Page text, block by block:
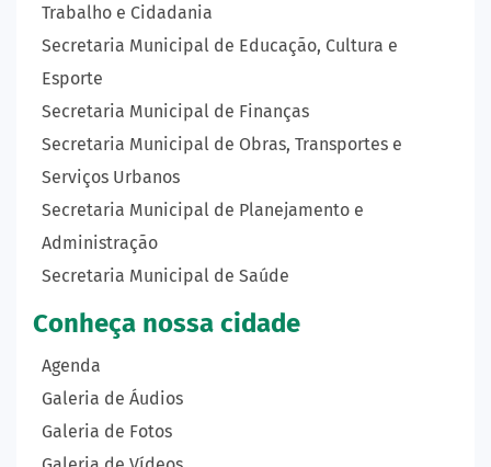
Trabalho e Cidadania
Secretaria Municipal de Educação, Cultura e
Esporte
Secretaria Municipal de Finanças
Secretaria Municipal de Obras, Transportes e
Serviços Urbanos
Secretaria Municipal de Planejamento e
Administração
Secretaria Municipal de Saúde
Conheça nossa cidade
Agenda
Galeria de Áudios
Galeria de Fotos